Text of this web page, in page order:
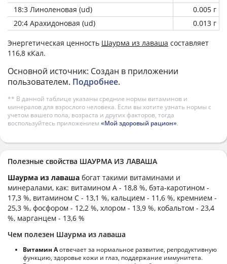
18:3 Линоленовая (ud)
0.005 г
20:4 Арахидоновая (ud)
0.013 г
Энергетическая ценность Шаурма из лаваша составляет
116,8 кКал.
Основной источник: Создан в приложении
пользователем. Подробнее.
** В данной таблице указаны средние нормы витаминов и
минералов для взрослого человека. Если вы хотите узнать нормы с
учетом вашего пола, возраста и других факторов, тогда
воспользуйтесь приложением «Мой здоровый рацион».
Полезные свойства ШАУРМА ИЗ ЛАВАША
Шаурма из лаваша богат такими витаминами и
минералами, как: витамином А - 18,8 %, бэта-каротином -
17,3 %, витамином C - 13,1 %, кальцием - 11,6 %, кремнием -
25,3 %, фосфором - 12,2 %, хлором - 13,9 %, кобальтом - 23,4
%, марганцем - 13,6 %
Чем полезен Шаурма из лаваша
Витамин Аотвечает за нормальное развитие, репродуктивную
функцию, здоровье кожи и глаз, поддержание иммунитета.